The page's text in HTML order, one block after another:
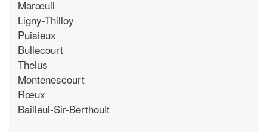
Marœuil
Ligny-Thilloy
Puisieux
Bullecourt
Thelus
Montenescourt
Rœux
Bailleul-Sir-Berthoult